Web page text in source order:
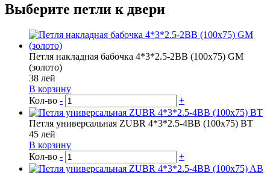
Выберите петли к двери
Петля накладная бабочка 4*3*2.5-2BB (100х75) GM
(золото)
38 лей
В корзину
Кол-во - +
Петля универсальная ZUBR 4*3*2.5-4BB (100x75) BT
45 лей
В корзину
Кол-во - +